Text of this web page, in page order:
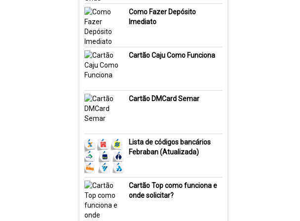
Como Fazer Depósito
Imediato
Cartão Caju Como Funciona
Cartão DMCard Semar
Lista de códigos bancários
Febraban (Atualizada)
Cartão Top como funciona e
onde solicitar?